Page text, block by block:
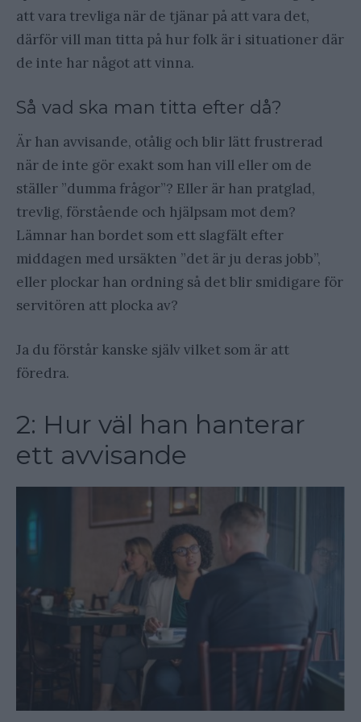
att vara trevliga när de tjänar på att vara det,
därför vill man titta på hur folk är i situationer där
de inte har något att vinna.
Så vad ska man titta efter då?
Är han avvisande, otålig och blir lätt frustrerad
när de inte gör exakt som han vill eller om de
ställer ”dumma frågor”? Eller är han pratglad,
trevlig, förstående och hjälpsam mot dem?
Lämnar han bordet som ett slagfält efter
middagen med ursäkten ”det är ju deras jobb”,
eller plockar han ordning så det blir smidigare för
servitören att plocka av?
Ja du förstår kanske själv vilket som är att
föredra.
2: Hur väl han hanterar
ett avvisande